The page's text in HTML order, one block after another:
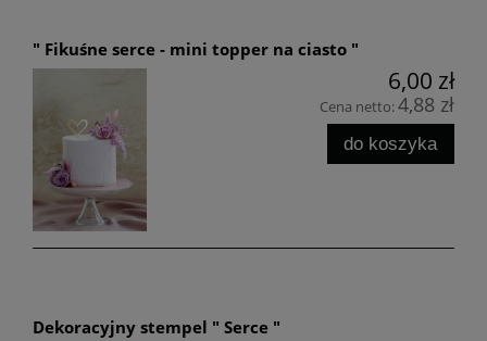
" Fikuśne serce - mini topper na ciasto "
6,00 zł
Cena netto:4,88 zł
do koszyka
Dekoracyjny stempel " Serce "